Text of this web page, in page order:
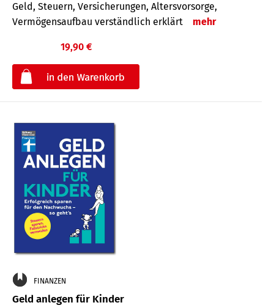
Geld, Steuern, Versicherungen, Altersvorsorge,
Vermögensaufbau verständlich erklärt
mehr
19,90 €
FINANZEN
Geld anlegen für Kinder